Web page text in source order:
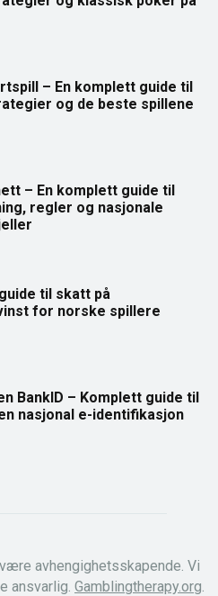
– En komplett guide til
og de beste spillene
– En komplett guide til
regler og nasjonale
til skatt på
for norske spillere
BankID – Komplett guide til
nasjonal e-identifikasjon
avhengighetsskapende. Vi
ansvarlig. Gamblingtherapy.org.